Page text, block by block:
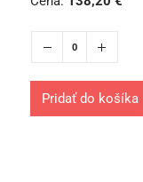
Pridať do košíka